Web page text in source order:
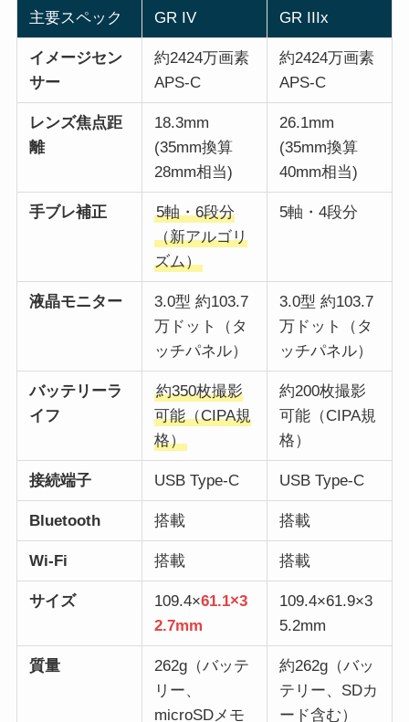
主要スペック GR IV GR IIIx
イメージセン
サー
約2424万画素
APS-C
約2424万画素
APS-C
レンズ焦点距
離
18.3mm
(35mm換算
28mm相当)
26.1mm
(35mm換算
40mm相当)
手ブレ補正
5軸・6段分
（新アルゴリ
ズム）
5軸・4段分
液晶モニター
3.0型 約103.7
万ドット（タ
ッチパネル）
3.0型 約103.7
万ドット（タ
ッチパネル）
バッテリーラ
イフ
約350枚撮影
可能（CIPA規
格）
約200枚撮影
可能（CIPA規
格）
接続端子 USB Type-C USB Type-C
Bluetooth 搭載 搭載
Wi-Fi 搭載 搭載
サイズ 109.4×61.1×3
2.7mm
109.4×61.9×3
5.2mm
質量
262g（バッテ
リー、
microSDメモ
約262g（バッ
テリー、SDカ
ード含む）